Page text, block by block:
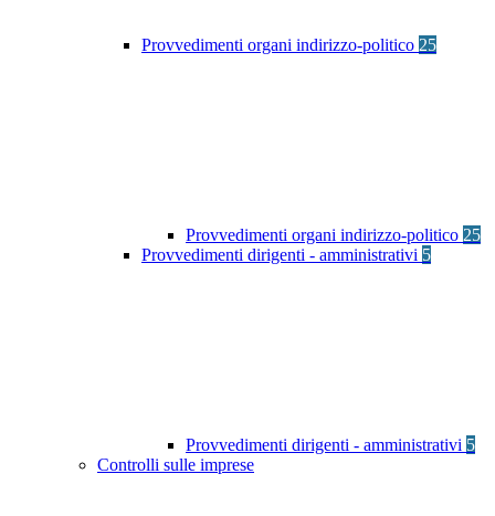
Provvedimenti organi indirizzo-politico 25
Provvedimenti organi indirizzo-politico 25
Provvedimenti dirigenti - amministrativi 5
Provvedimenti dirigenti - amministrativi 5
Controlli sulle imprese